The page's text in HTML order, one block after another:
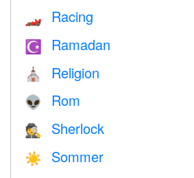
🏎 Racing
☪️ Ramadan
⛪️ Religion
👽 Rom
🕵️ Sherlock
☀️ Sommer